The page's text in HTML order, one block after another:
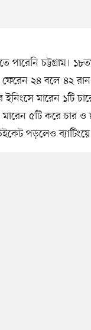
চট্টগ্রাম।
২৪ বলে ৪২
মারেন ১টি
৫টি করে চার ও
পড়লেও